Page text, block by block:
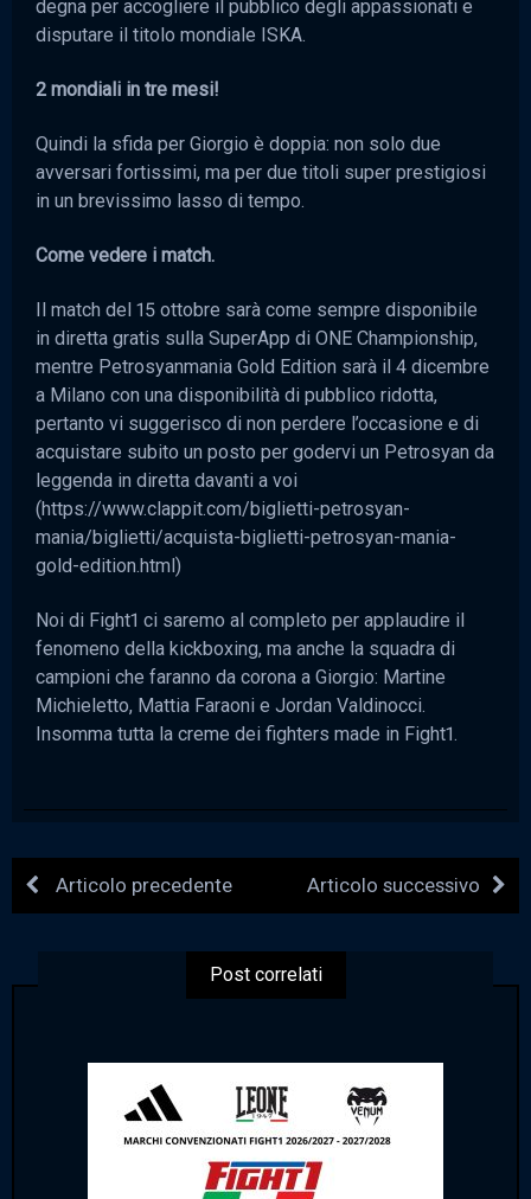
degna per accogliere il pubblico degli appassionati e
disputare il titolo mondiale ISKA.
2 mondiali in tre mesi!
Quindi la sfida per Giorgio è doppia: non solo due
avversari fortissimi, ma per due titoli super prestigiosi
in un brevissimo lasso di tempo.
Come vedere i match.
Il match del 15 ottobre sarà come sempre disponibile
in diretta gratis sulla SuperApp di ONE Championship,
mentre Petrosyanmania Gold Edition sarà il 4 dicembre
a Milano con una disponibilità di pubblico ridotta,
pertanto vi suggerisco di non perdere l’occasione e di
acquistare subito un posto per godervi un Petrosyan da
leggenda in diretta davanti a voi
(https://www.clappit.com/biglietti-petrosyan-
mania/biglietti/acquista-biglietti-petrosyan-mania-
gold-edition.html)
Noi di Fight1 ci saremo al completo per applaudire il
fenomeno della kickboxing, ma anche la squadra di
campioni che faranno da corona a Giorgio: Martine
Michieletto, Mattia Faraoni e Jordan Valdinocci.
Insomma tutta la creme dei fighters made in Fight1.
Articolo precedente Articolo successivo
Post correlati